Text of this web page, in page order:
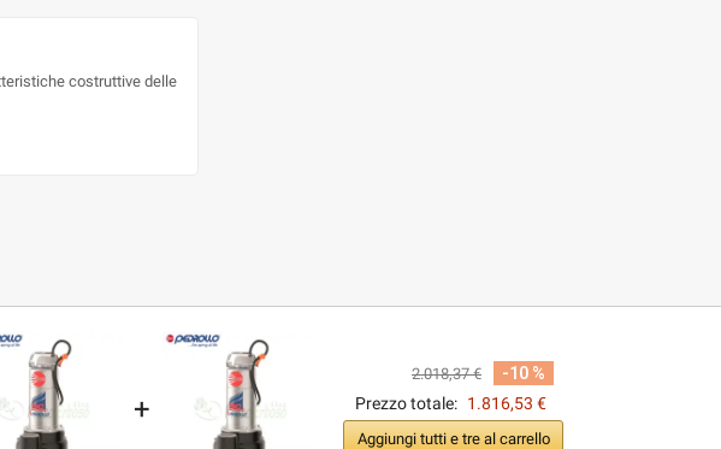
costruttive delle
+
2.018,37 €
-10 %
Prezzo totale: 1.816,53 €
Aggiungi tutti e tre al carrello